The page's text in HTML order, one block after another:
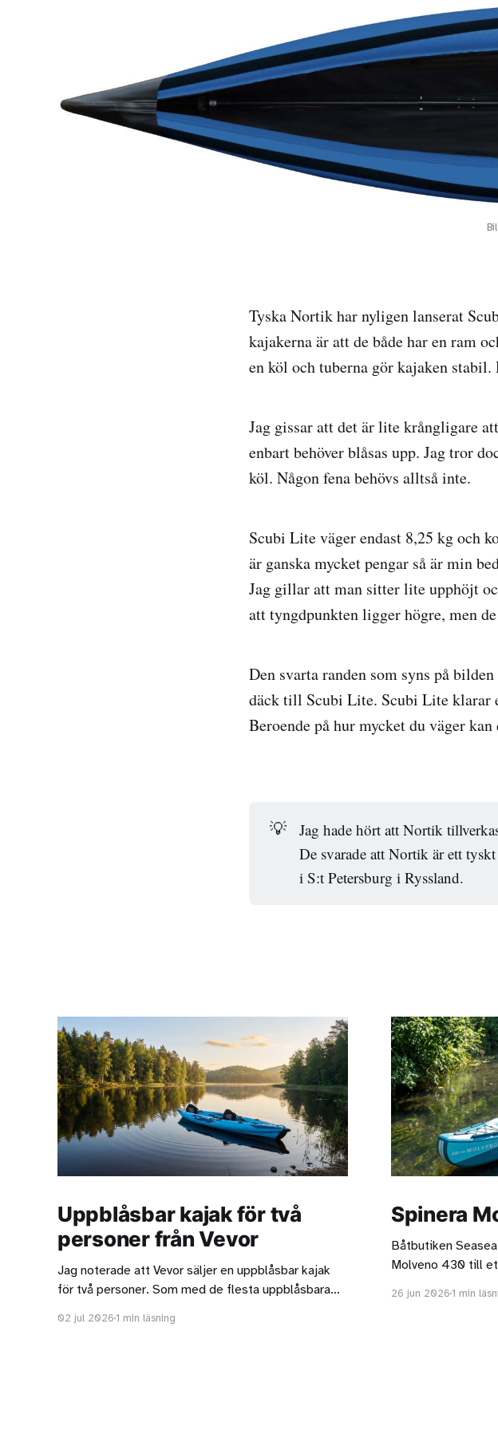
Tyska Nortik har nyligen lanserat
kajakerna är att de både har en ram
en köl och tuberna gör kajaken
Jag gissar att det är lite krångligare
enbart behöver blåsas upp. Jag tror
köl. Någon fena behövs alltså inte.
Scubi Lite väger endast 8,25 kg och
är ganska mycket pengar så är min
Jag gillar att man sitter lite upphöjt
att tyngdpunkten ligger högre, men
Den svarta randen som syns på
däck till Scubi Lite. Scubi Lite klarar
Beroende på hur mycket du väger
💡
Jag hade hört att Nortik
De svarade att Nortik är ett
i S:t Petersburg i Ryssland.
Uppblåsbar kajak för två
personer från Vevor
Jag noterade att Vevor säljer en uppblåsbar kajak
för två personer. Som med de flesta uppblåsbara
oftast är för korta för två långa personer. Kajaken
02 jul 20261 min läsning
Spinera
Båtbutiken
Molveno 430 till
kanotsäten i trä
26 jun 20261 min